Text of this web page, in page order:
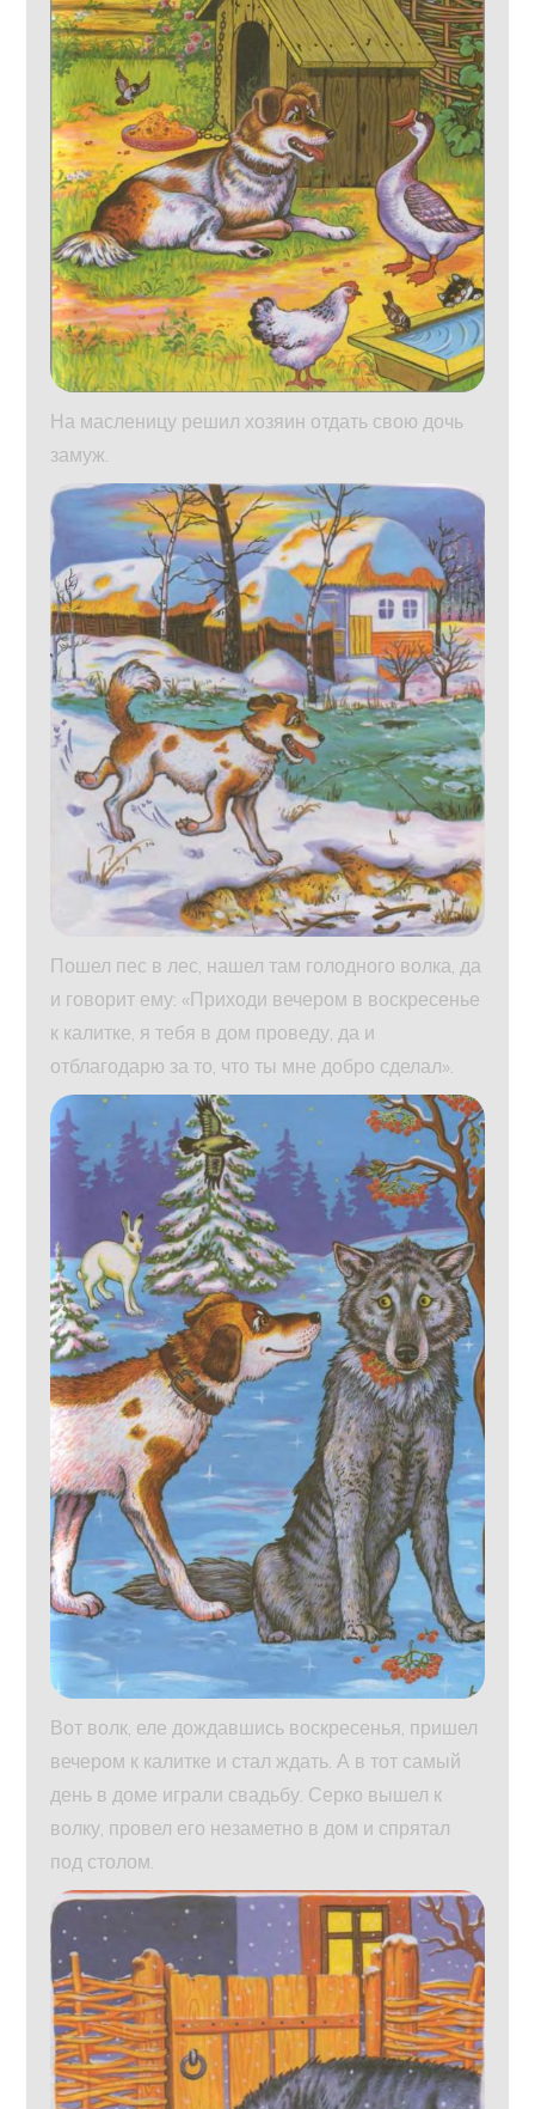
На масленицу решил хозяин отдать свою дочь
замуж.
Пошел пес в лес, нашел там голодного волка, да
и говорит ему: «Приходи вечером в воскресенье
к калитке, я тебя в дом проведу, да и
отблагодарю за то, что ты мне добро сделал».
Вот волк, еле дождавшись воскресенья, пришел
вечером к калитке и стал ждать. А в тот самый
день в доме играли свадьбу. Серко вышел к
волку, провел его незаметно в дом и спрятал
под столом.